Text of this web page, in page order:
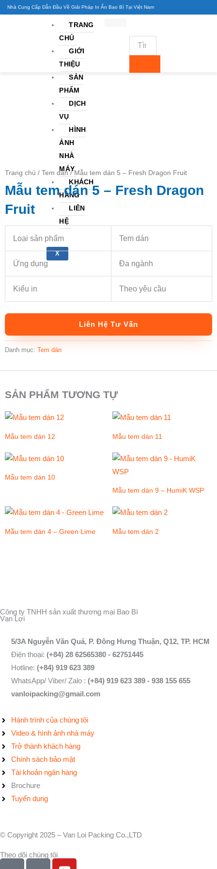
NhảyNhà Cung Cấp Dẫn Đầu Về Giải Pháp In Ấn Bao Bì Tại Việt Nam
TRANG
CHỦ
GIỚI
THIỆU
SẢN
PHẨM
DỊCH
VỤ
HÌNH
ẢNH
NHÀ
MÁY
KHÁCH
HÀNG
LIÊN
HỆ
X
Trang chủ / Tem dán/ Mẫu tem dán 5 – Fresh Dragon Fruit
Mẫu tem dán 5 – Fresh Dragon
Fruit
Loại sản phẩm Tem dán
Ứng dụng Đa ngành
Kiểu in Theo yêu cầu
Liên Hệ Tư Vấn
Danh mục: Tem dán
SẢN PHẨM TƯƠNG TỰ
Mẫu tem dán 12 Mẫu tem dán 11
Mẫu tem dán 10
Mẫu tem dán 9 – HumiK WSP
Mẫu tem dán 4 – Green Lime Mẫu tem dán 2
Công ty TNHH sản xuất thương mại Bao Bì
Vạn Lợi
5/3A Nguyễn Văn Quá, P. Đông Hưng Thuận, Q12, TP. HCM
Điện thoại:(+84) 28 62565380 - 62751445
Hotline:(+84) 919 623 389
WhatsApp/ Viber/ Zalo :(+84) 919 623 389 - 938 155 655
vanloipacking@gmail.com
Hành trình của chúng tôi
Video & hình ảnh nhà máy
Trở thành khách hàng
Chính sách bảo mật
Tài khoản ngân hàng
Brochure
Tuyển dụng
© Copyright 2025 – Van Loi Packing Co.,LTD
Theo dõi chúng tôi
Y